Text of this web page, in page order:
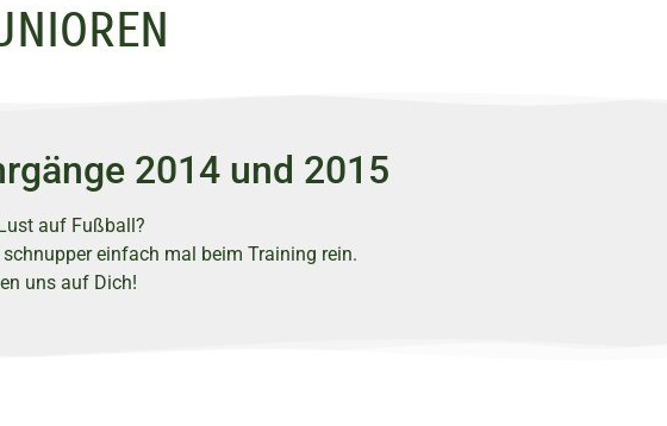
2014 und 2015
auf Fußball?
einfach mal beim Training rein.
uns auf Dich!